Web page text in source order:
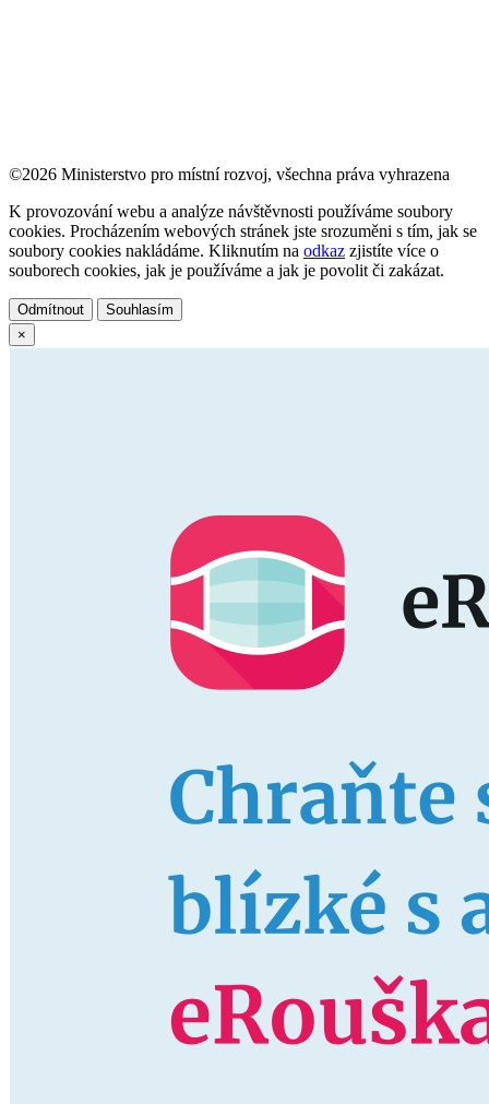
©2026 Ministerstvo pro místní rozvoj, všechna práva vyhrazena
K provozování webu a analýze návštěvnosti používáme soubory
cookies. Procházením webových stránek jste srozuměni s tím, jak se
soubory cookies nakládáme. Kliknutím na odkaz zjistíte více o
souborech cookies, jak je používáme a jak je povolit či zakázat.
Odmítnout
Souhlasím
×